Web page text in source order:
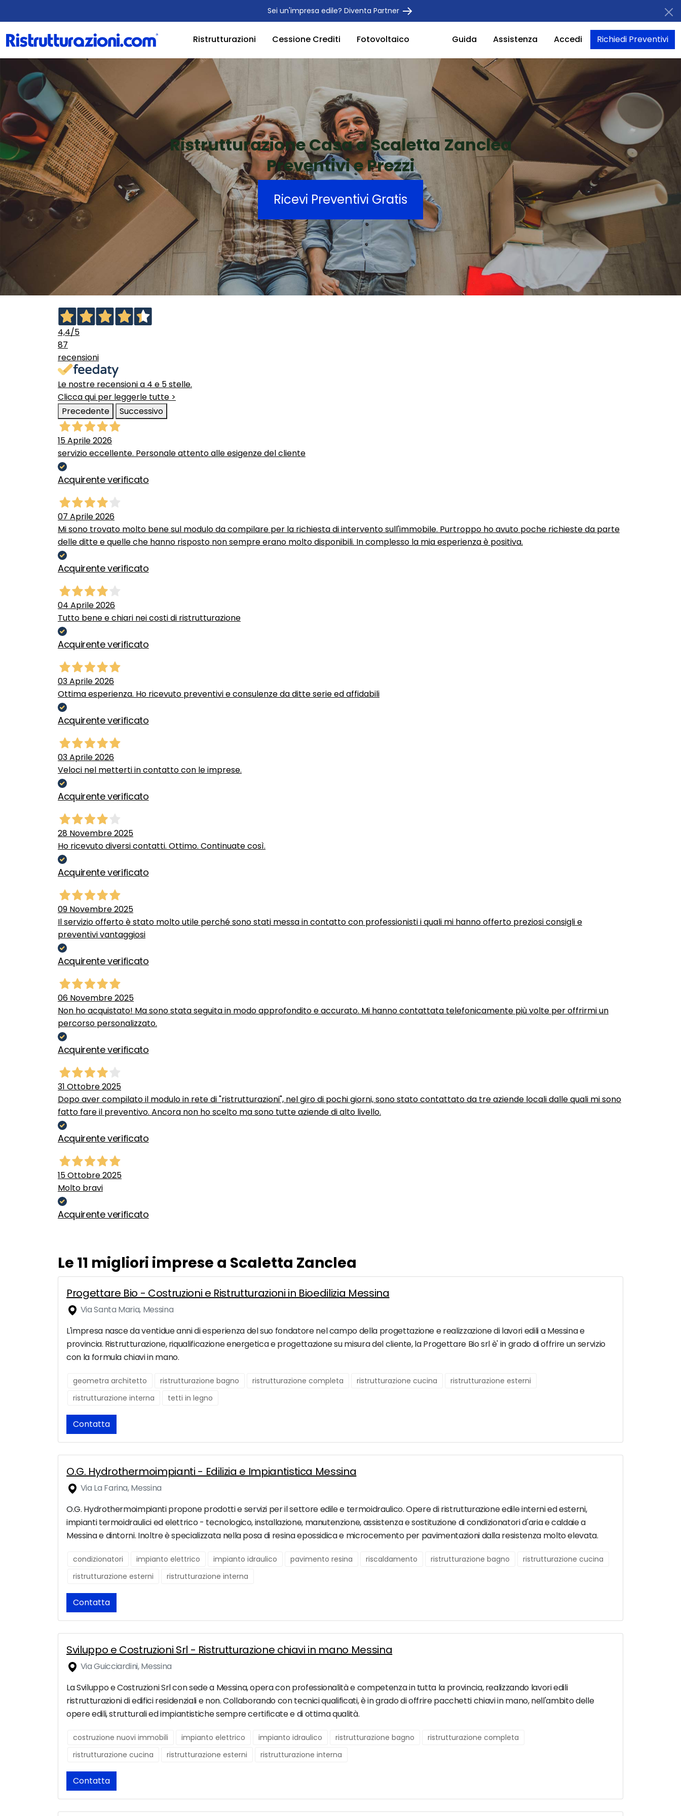
Sei un'impresa edile? Diventa Partner
Ristrutturazioni Cessione Crediti Fotovoltaico Guida Assistenza Accedi Richiedi Preventivi
Ristrutturazione Casa a Scaletta Zanclea
Preventivi e Prezzi
Ricevi Preventivi Gratis
4,4/5
87
recensioni
Le nostre recensioni a 4 e 5 stelle.
Clicca qui per leggerle tutte >
Precedente
Successivo
15 Aprile 2026
servizio eccellente. Personale attento alle esigenze del cliente
Acquirente verificato
07 Aprile 2026
Mi sono trovato molto bene sul modulo da compilare per la richiesta di intervento sull'immobile. Purtroppo ho avuto poche richieste da parte
delle ditte e quelle che hanno risposto non sempre erano molto disponibili. In complesso la mia esperienza è positiva.
Acquirente verificato
04 Aprile 2026
Tutto bene e chiari nei costi di ristrutturazione
Acquirente verificato
03 Aprile 2026
Ottima esperienza. Ho ricevuto preventivi e consulenze da ditte serie ed affidabili
Acquirente verificato
03 Aprile 2026
Veloci nel metterti in contatto con le imprese.
Acquirente verificato
28 Novembre 2025
Ho ricevuto diversi contatti. Ottimo. Continuate così.
Acquirente verificato
09 Novembre 2025
Il servizio offerto è stato molto utile perché sono stati messa in contatto con professionisti i quali mi hanno offerto preziosi consigli e
preventivi vantaggiosi
Acquirente verificato
06 Novembre 2025
Non ho acquistato! Ma sono stata seguita in modo approfondito e accurato. Mi hanno contattata telefonicamente più volte per offrirmi un
percorso personalizzato.
Acquirente verificato
31 Ottobre 2025
Dopo aver compilato il modulo in rete di "ristrutturazioni", nel giro di pochi giorni, sono stato contattato da tre aziende locali dalle quali mi sono
fatto fare il preventivo. Ancora non ho scelto ma sono tutte aziende di alto livello.
Acquirente verificato
15 Ottobre 2025
Molto bravi
Acquirente verificato
Le 11 migliori imprese a Scaletta Zanclea
Progettare Bio - Costruzioni e Ristrutturazioni in Bioedilizia Messina
Via Santa Maria, Messina
L'impresa nasce da ventidue anni di esperienza del suo fondatore nel campo della progettazione e realizzazione di lavori edili a Messina e
provincia. Ristrutturazione, riqualificazione energetica e progettazione su misura del cliente, la Progettare Bio srl è' in grado di offrire un servizio
con la formula chiavi in mano.
geometra architetto ristrutturazione bagno ristrutturazione completa ristrutturazione cucina
ristrutturazione esterni
ristrutturazione interna
tetti in legno
Contatta
O.G. Hydrothermoimpianti - Edilizia e Impiantistica Messina
Via La Farina, Messina
O.G. Hydrothermoimpianti propone prodotti e servizi per il settore edile e termoidraulico. Opere di ristrutturazione edile interni ed esterni,
impianti termoidraulici ed elettrico - tecnologico, installazione, manutenzione, assistenza e sostituzione di condizionatori d'aria e caldaie a
Messina e dintorni. Inoltre è specializzata nella posa di resina epossidica e microcemento per pavimentazioni dalla resistenza molto elevata.
condizionatori impianto elettrico impianto idraulico pavimento resina riscaldamento ristrutturazione bagno
ristrutturazione cucina
ristrutturazione esterni
ristrutturazione interna
Contatta
Sviluppo e Costruzioni Srl - Ristrutturazione chiavi in mano Messina
Via Guicciardini, Messina
La Sviluppo e Costruzioni Srl con sede a Messina, opera con professionalità e competenza in tutta la provincia, realizzando lavori edili
ristrutturazioni di edifici residenziali e non. Collaborando con tecnici qualificati, è in grado di offrire pacchetti chiavi in mano, nell'ambito delle
opere edili, strutturali ed impiantistiche sempre certificate e di ottima qualità.
costruzione nuovi immobili impianto elettrico impianto idraulico ristrutturazione bagno
ristrutturazione completa
ristrutturazione cucina
ristrutturazione esterni ristrutturazione interna
Contatta